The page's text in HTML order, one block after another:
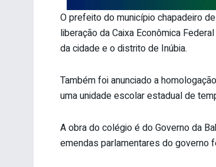
O prefeito do município chapadeiro
liberação da Caixa Econômica
da cidade e o distrito de Inúbia.
Também foi anunciado a
uma unidade escolar estadual de
A obra do colégio é do Governo da
emendas parlamentares do governo